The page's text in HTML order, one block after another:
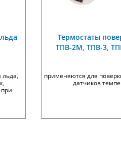
льда,
Термостаты
ТПВ-2М, ТПВ-3,
применяются для
датчиков